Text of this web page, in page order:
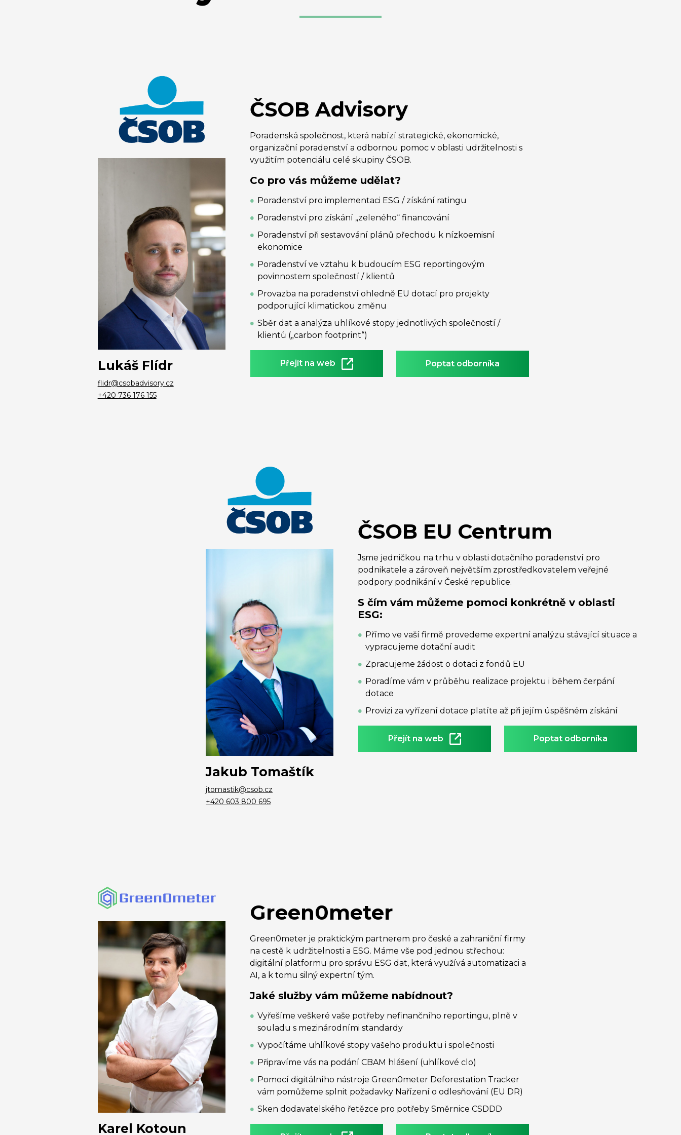
Lukáš Flídr
flidr@csobadvisory.cz
+420 736 176 155
ČSOB Advisory
Poradenská společnost, která nabízí strategické, ekonomické,
organizační poradenství a odbornou pomoc v oblasti udržitelnosti s
využitím potenciálu celé skupiny ČSOB.
Co pro vás můžeme udělat?
Poradenství pro implementaci ESG / získání ratingu
Poradenství pro získání „zeleného“ financování
Poradenství při sestavování plánů přechodu k nízkoemisní
ekonomice
Poradenství ve vztahu k budoucím ESG reportingovým
povinnostem společností / klientů
Provazba na poradenství ohledně EU dotací pro projekty
podporující klimatickou změnu
Sběr dat a analýza uhlíkové stopy jednotlivých společností /
klientů („carbon footprint“)
Přejít na web Poptat odborníka
Jakub Tomaštík
jtomastik@csob.cz
+420 603 800 695
ČSOB EU Centrum
Jsme jedničkou na trhu v oblasti dotačního poradenství pro
podnikatele a zároveň největším zprostředkovatelem veřejné
podpory podnikání v České republice.
S čím vám můžeme pomoci konkrétně v oblasti
ESG:
Přímo ve vaší firmě provedeme expertní analýzu stávající situace a
vypracujeme dotační audit
Zpracujeme žádost o dotaci z fondů EU
Poradíme vám v průběhu realizace projektu i během čerpání
dotace
Provizi za vyřízení dotace platíte až při jejím úspěšném získání
Přejít na web Poptat odborníka
Karel Kotoun
Green0meter
Green0meter je praktickým partnerem pro české a zahraniční firmy
na cestě k udržitelnosti a ESG. Máme vše pod jednou střechou:
digitální platformu pro správu ESG dat, která využívá automatizaci a
AI, a k tomu silný expertní tým.
Jaké služby vám můžeme nabídnout?
Vyřešíme veškeré vaše potřeby nefinančního reportingu, plně v
souladu s mezinárodními standardy
Vypočítáme uhlíkové stopy vašeho produktu i společnosti
Připravíme vás na podání CBAM hlášení (uhlíkové clo)
Pomocí digitálního nástroje Green0meter Deforestation Tracker
vám pomůžeme splnit požadavky Nařízení o odlesňování (EU DR)
Sken dodavatelského řetězce pro potřeby Směrnice CSDDD